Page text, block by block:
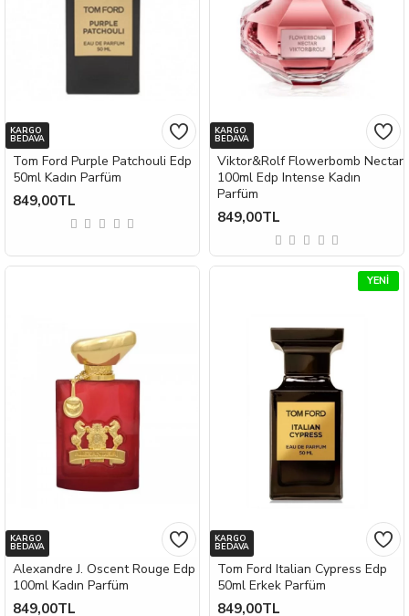
KARGO
BEDAVA
Tom Ford Purple Patchouli Edp
50ml Kadın Parfüm
849,00TL
KARGO
BEDAVA
Viktor&Rolf Flowerbomb Nectar
100ml Edp Intense Kadın
Parfüm
849,00TL
KARGO
BEDAVA
Alexandre J. Oscent Rouge Edp
100ml Kadın Parfüm
849,00TL
YENI
KARGO
BEDAVA
Tom Ford Italian Cypress Edp
50ml Erkek Parfüm
849,00TL